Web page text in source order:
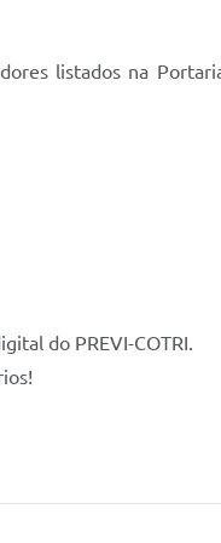
listados na
do PREVI-COTRI.